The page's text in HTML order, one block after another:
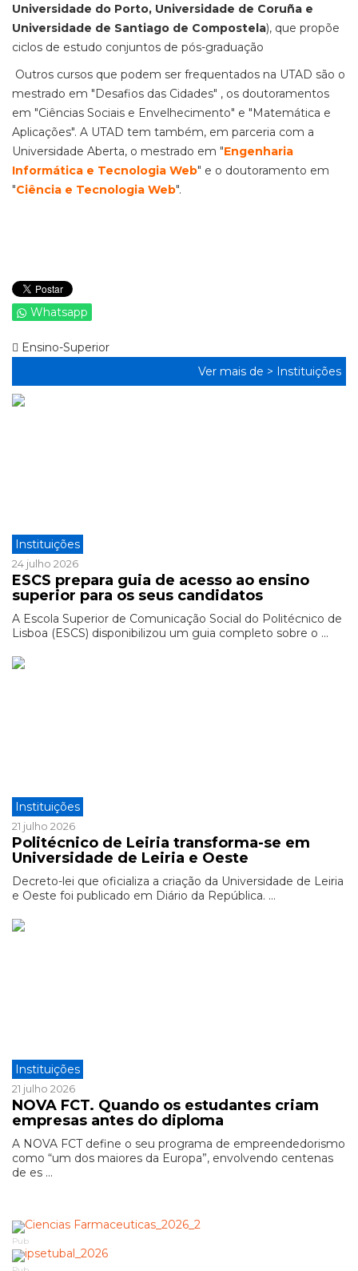
Universidade do Porto, Universidade de Coruña e
Universidade de Santiago de Compostela), que propõe
ciclos de estudo conjuntos de pós-graduação
Outros cursos que podem ser frequentados na UTAD são o
mestrado em "Desafios das Cidades" , os doutoramentos
em "Ciências Sociais e Envelhecimento" e "Matemática e
Aplicações". A UTAD tem também, em parceria com a
Universidade Aberta, o mestrado em "Engenharia
Informática e Tecnologia Web" e o doutoramento em
"Ciência e Tecnologia Web".
Whatsapp
Ensino-Superior
Ver mais de > Instituições
Instituições
24 julho 2026
ESCS prepara guia de acesso ao ensino
superior para os seus candidatos
A Escola Superior de Comunicação Social do Politécnico de
Lisboa (ESCS) disponibilizou um guia completo sobre o ...
Instituições
21 julho 2026
Politécnico de Leiria transforma-se em
Universidade de Leiria e Oeste
Decreto-lei que oficializa a criação da Universidade de Leiria
e Oeste foi publicado em Diário da República. ...
Instituições
21 julho 2026
NOVA FCT. Quando os estudantes criam
empresas antes do diploma
A NOVA FCT define o seu programa de empreendedorismo
como “um dos maiores da Europa”, envolvendo centenas
de es ...
Pub